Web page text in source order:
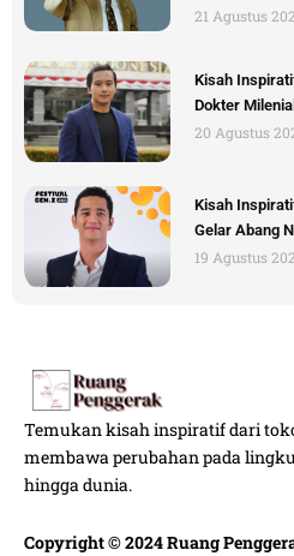
21 Agustus
Kisah
Dokter
20 Agustus
Kisah
Gelar Abang
19 Agustus
Temukan kisah inspiratif dari
membawa perubahan pada
hingga dunia.
Copyright © 2024 Ruang